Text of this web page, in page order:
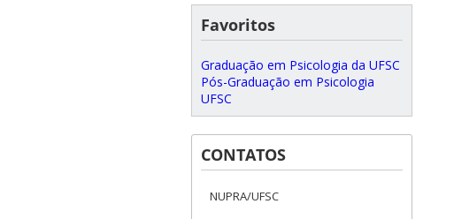
Favoritos
Graduação em Psicologia da UFSC
Pós-Graduação em Psicologia
UFSC
CONTATOS
NUPRA/UFSC